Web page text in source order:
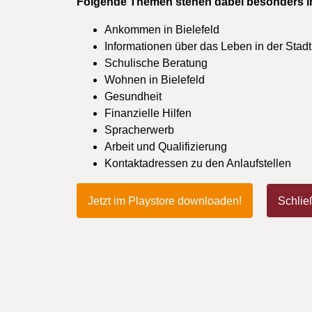
Ankommen in Bielefeld
Informationen über das Leben in der Stadt
Schulische Beratung
Wohnen in Bielefeld
Gesundheit
Finanzielle Hilfen
Spracherwerb
Arbeit und Qualifizierung
Kontaktadressen zu den Anlaufstellen
Jetzt im Playstore downloaden!